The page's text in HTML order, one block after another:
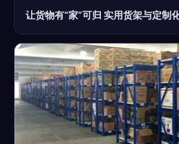
让货物有“家”可归 实用货架与定制